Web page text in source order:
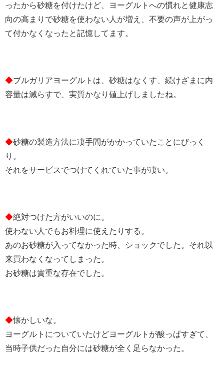
ったから砂糖を付けたけど、ヨーグルトへの慣れと健康志
向の高まりで砂糖を使わない人が増え、不要の声が上がっ
て付かなくなったと記憶してます。
◆ブルガリアヨーグルトは、砂糖はなくす、続けざまに内
容量は減らすで、実質かなり値上げしましたね。
◆砂糖の製造方法に凄手間がかかっていたことにびっく
り。
それをサービスでつけてくれていた事が凄い。
◆絶対つけた方がいいのに。
使わない人でもお料理に使えたりする。
あのお砂糖が入ってなかった時、ショックでした。それ以
来買わなくなってしまった。
お砂糖は貴重な存在でした。
◆懐かしいな。
ヨーグルトについていたけどヨーグルトが酸っぱすぎて、
当時子供だった自分には砂糖が全く足らなかった。